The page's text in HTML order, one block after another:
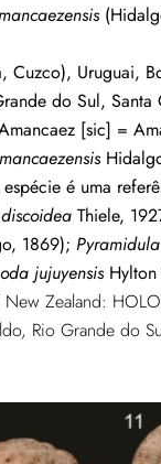
Cuzco), Uruguai,
do Sul, Santa
[sic] =
é uma
Thiele,
1869);
jujuyensisHylton
Zealand:
Rio Grande do